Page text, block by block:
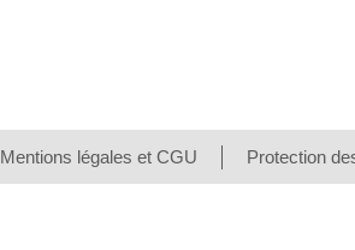
Mentions légales et CGU Protection